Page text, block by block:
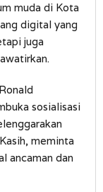
muda di Kota
digital yang
juga
sosialisasi
meminta
ancaman dan